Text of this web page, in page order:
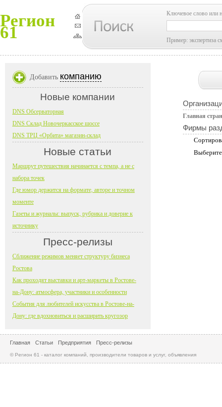
Регион
61
Ключевое слово или
Пример: экспертиза
Главная
Фирмы
Добавить компанию
Новые компании
DNS Обсерваторная
DNS Склад Новочеркасское шоссе
DNS ТРЦ «Орбита» магазин-склад
Новые статьи
Маршрут путешествия начинается с темпа, а не с
набора точек
Где юмор держится на формате, авторе и точном
моменте
Газеты и журналы: выпуск, рубрика и доверие к
источнику
Пресс-релизы
Сближение режимов меняет структуру бизнеса
Ростова
Как проходят выставки и арт-маркеты в Ростове-
на-Дону: атмосфера, участники и особенности
События для любителей искусства в Ростове-на-
Дону: где вдохновиться и расширить кругозор
Главная Статьи Предприятия Пресс-релизы
© Регион 61 - каталог компаний, производители товаров и услуг, объявления